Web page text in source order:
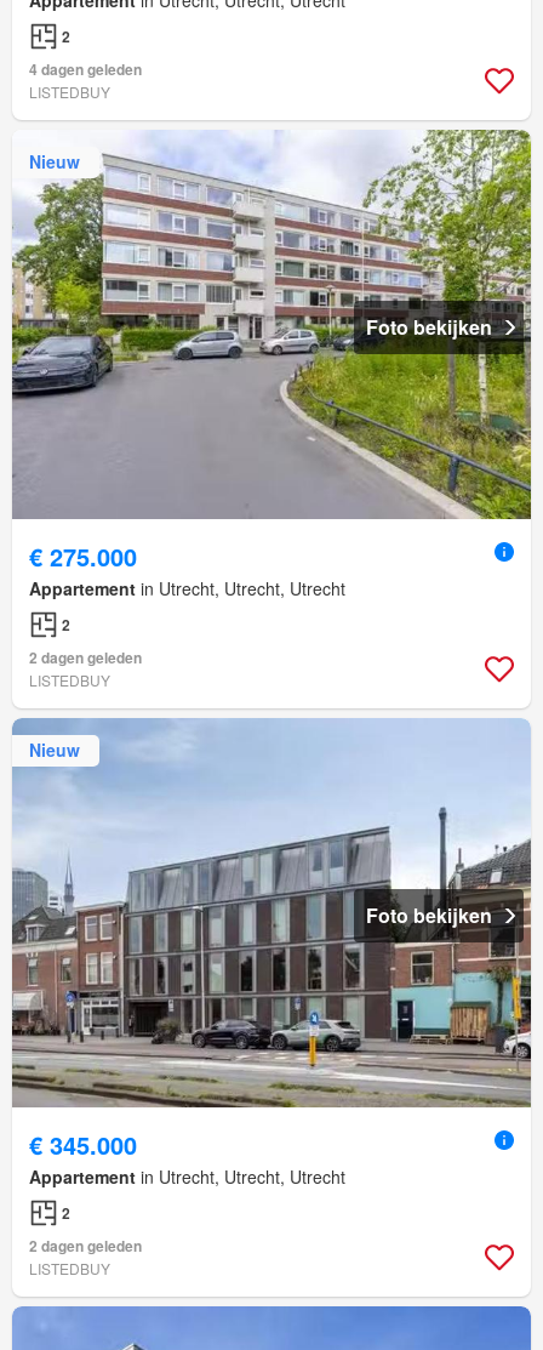
2
4 dagen geleden
LISTEDBUY
Nieuw
Foto bekijken
€ 275.000
Appartement in Utrecht, Utrecht, Utrecht
2
2 dagen geleden
LISTEDBUY
Nieuw
Foto bekijken
€ 345.000
Appartement in Utrecht, Utrecht, Utrecht
2
2 dagen geleden
LISTEDBUY